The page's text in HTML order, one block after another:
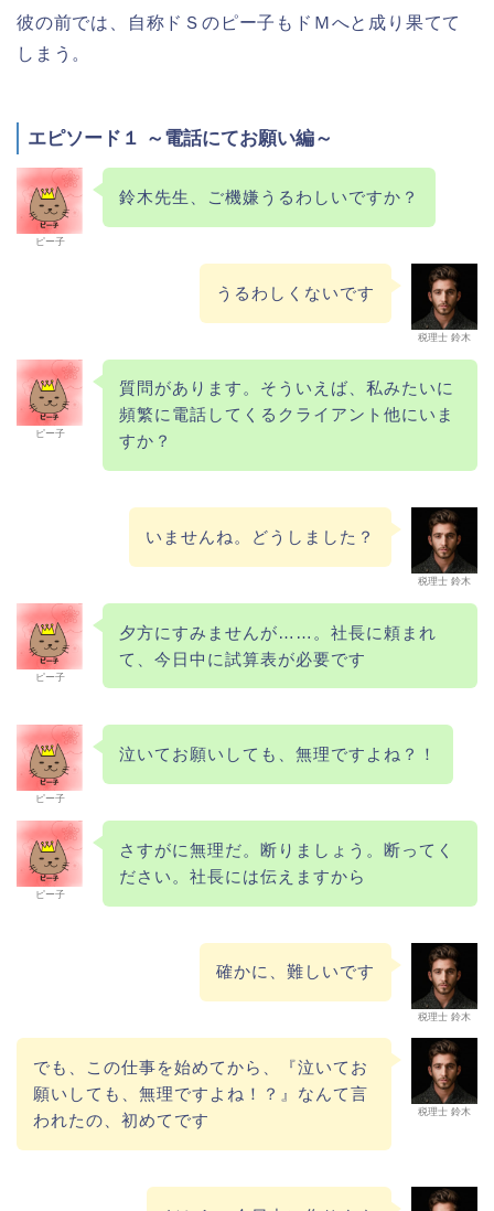
彼の前では、自称ドＳのピー子もドＭへと成り果てて
しまう。
エピソード１ ～電話にてお願い編～
ピー子
鈴木先生、ご機嫌うるわしいですか？
税理士 鈴木
うるわしくないです
ピー子
質問があります。そういえば、私みたいに
頻繁に電話してくるクライアント他にいま
すか？
税理士 鈴木
いませんね。どうしました？
ピー子
夕方にすみませんが……。社長に頼まれ
て、今日中に試算表が必要です
ピー子
泣いてお願いしても、無理ですよね？！
ピー子
さすがに無理だ。断りましょう。断ってく
ださい。社長には伝えますから
税理士 鈴木
確かに、難しいです
税理士 鈴木
でも、この仕事を始めてから、『泣いてお
願いしても、無理ですよね！？』なんて言
われたの、初めてです